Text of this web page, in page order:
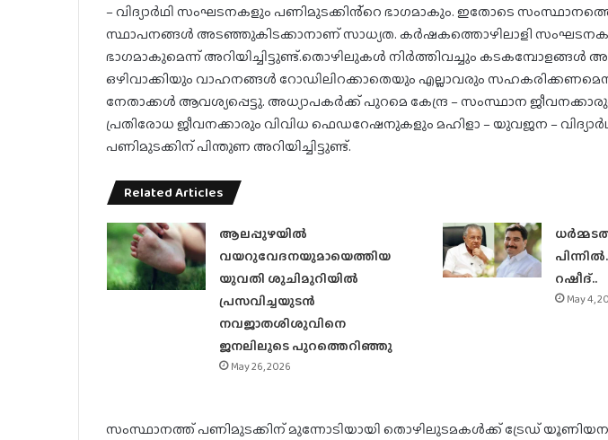
– വിദ്യാർഥി സംഘടനകളും പണിമുടക്കിൻ്റെ ഭാഗമാകും. ഇതോടെ സംസ്ഥാനത്തെ
സ്ഥാപനങ്ങൾ അടഞ്ഞുകിടക്കാനാണ് സാധ്യത. കർഷകത്തൊഴിലാളി
ഭാഗമാകുമെന്ന് അറിയിച്ചിട്ടുണ്ട്.തൊഴിലുകൾ നിർത്തിവച്ചും കടകമ്പോളങ്ങൾ
ഒഴിവാക്കിയും വാഹനങ്ങൾ റോഡിലിറക്കാതെയും എല്ലാവരും
നേതാക്കൾ ആവശ്യപ്പെട്ടു. അധ്യാപകർക്ക് പുറമെ കേന്ദ്ര – സംസ്ഥാന
പ്രതിരോധ ജീവനക്കാരും വിവിധ ഫെഡറേഷനുകളും മഹിളാ – യുവജന –
പണിമുടക്കിന്‌ പിന്തുണ അറിയിച്ചിട്ടുണ്ട്‌.
Related Articles
ആലപ്പുഴയിൽ
വയറുവേദനയുമായെത്തിയ
യുവതി ശുചിമുറിയിൽ
പ്രസവിച്ചയുടൻ
നവജാതശിശുവിനെ
ജനലിലൂടെ പുറത്തെറിഞ്ഞു
May 26, 2026
റഷീദ്..
May 4,
സംസ്ഥാനത്ത്‌ പണിമുടക്കിന്‌ മുന്നോടിയായി തൊഴിലുടമകൾക്ക്‌ ട്രേഡ്‌